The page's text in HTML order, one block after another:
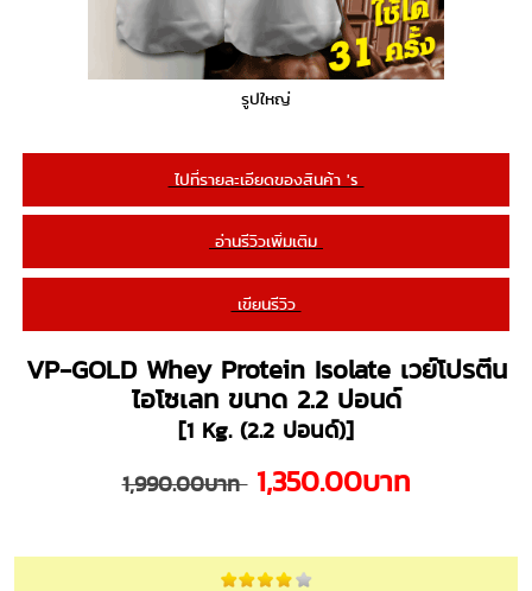
รูปใหญ่
ไปที่รายละเอียดของสินค้า 's
อ่านรีวิวเพิ่มเติม
เขียนรีวิว
VP-GOLD Whey Protein Isolate เวย์โปรตีน
ไอโซเลท ขนาด 2.2 ปอนด์
[1 Kg. (2.2 ปอนด์)]
1,990.00บาท 1,350.00บาท